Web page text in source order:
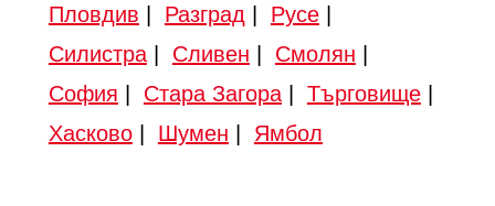
Пловдив
Разград Русе|
Силистра| Сливен Смолян
София
Стара Загора| Търговище|
Хасково| Шумен Ямбол